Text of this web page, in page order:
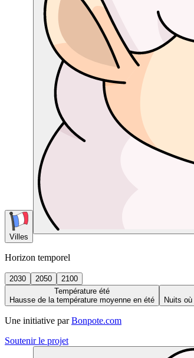
Villes
Horizon temporel
2030 2050
2100
Température été
Hausse de la température moyenne en été
Nuits
Une initiative par Bonpote.com
Soutenir le projet